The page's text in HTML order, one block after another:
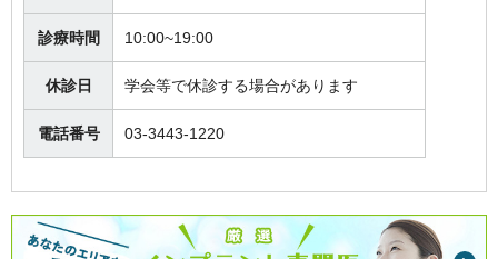
診療時間 10:00~19:00
休診日 学会等で休診する場合があります
電話番号 03-3443-1220